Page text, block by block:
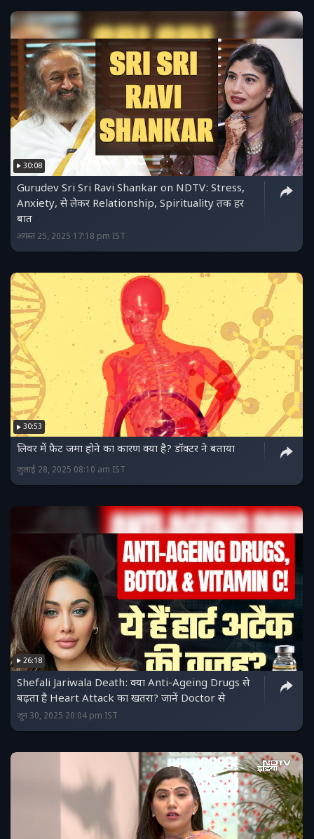
30:08
Gurudev Sri Sri Ravi Shankar on NDTV: Stress,
Anxiety, से लेकर Relationship, Spirituality तक हर
बात
अगस्त 25, 2025 17:18 pm IST
30:53
लिवर में फैट जमा होने का कारण क्या है? डॉक्टर ने बताया
जुलाई 28, 2025 08:10 am IST
26:18
Shefali Jariwala Death: क्या Anti-Ageing Drugs से
बढ़ता है Heart Attack का खतरा? जानें Doctor से
जून 30, 2025 20:04 pm IST